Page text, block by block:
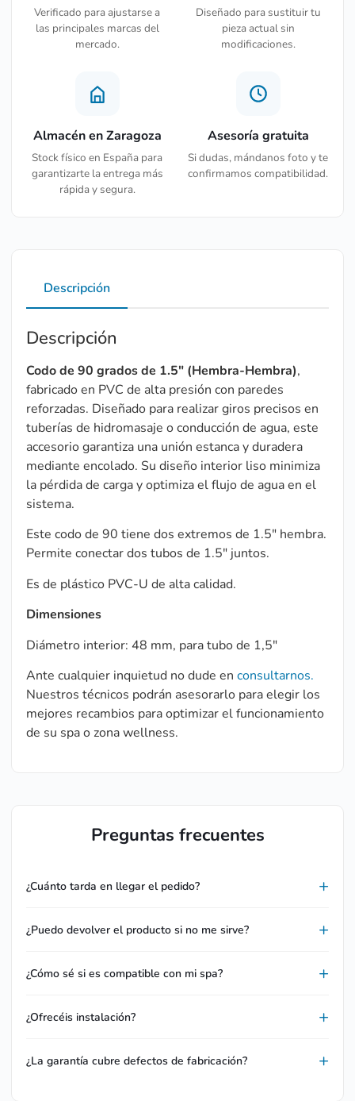
Verificado para ajustarse a
las principales marcas del
mercado.
Diseñado para sustituir tu
pieza actual sin
modificaciones.
Almacén en Zaragoza
Stock físico en España para
garantizarte la entrega más
rápida y segura.
Asesoría gratuita
Si dudas, mándanos foto y te
confirmamos compatibilidad.
Descripción
Descripción
Codo de 90 grados de 1.5″ (Hembra-Hembra),
fabricado en PVC de alta presión con paredes
reforzadas. Diseñado para realizar giros precisos en
tuberías de hidromasaje o conducción de agua, este
accesorio garantiza una unión estanca y duradera
mediante encolado. Su diseño interior liso minimiza
la pérdida de carga y optimiza el flujo de agua en el
sistema.
Este codo de 90 tiene dos extremos de 1.5″ hembra.
Permite conectar dos tubos de 1.5″ juntos.
Es de plástico PVC-U de alta calidad.
Dimensiones
Diámetro interior: 48 mm, para tubo de 1,5″
Ante cualquier inquietud no dude en consultarnos.
Nuestros técnicos podrán asesorarlo para elegir los
mejores recambios para optimizar el funcionamiento
de su spa o zona wellness.
Preguntas frecuentes
¿Cuánto tarda en llegar el pedido?
¿Puedo devolver el producto si no me sirve?
¿Cómo sé si es compatible con mi spa?
¿Ofrecéis instalación?
¿La garantía cubre defectos de fabricación?